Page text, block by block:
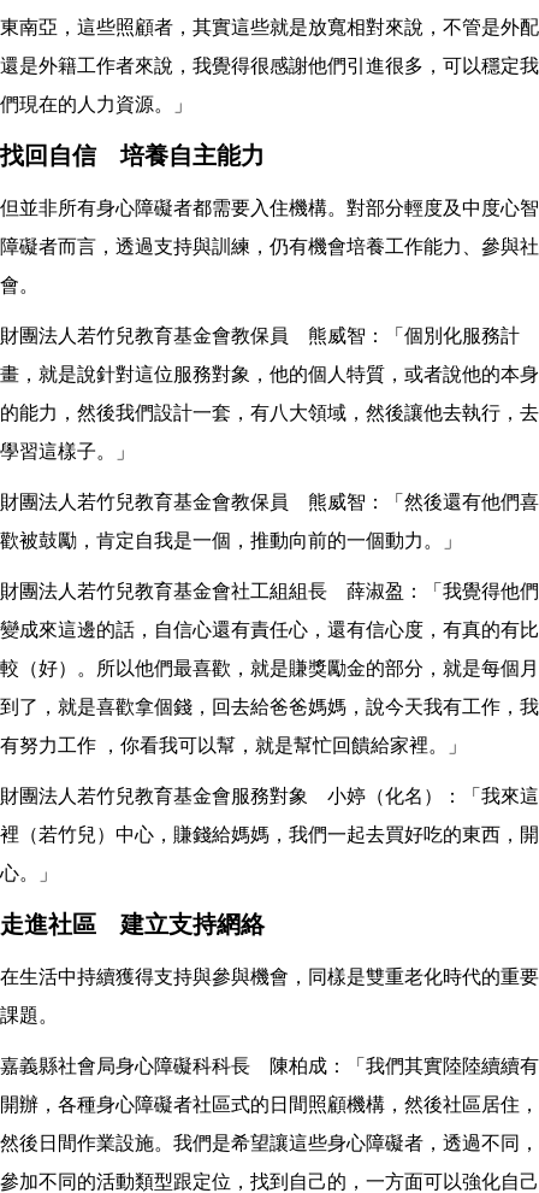
東南亞，這些照顧者，其實這些就是放寬相對來說，不管是外配
還是外籍工作者來說，我覺得很感謝他們引進很多，可以穩定我
們現在的人力資源。」
找回自信 培養自主能力
但並非所有身心障礙者都需要入住機構。對部分輕度及中度心智
障礙者而言，透過支持與訓練，仍有機會培養工作能力、參與社
會。
財團法人若竹兒教育基金會教保員 熊威智：「個別化服務計
畫，就是說針對這位服務對象，他的個人特質，或者說他的本身
的能力，然後我們設計一套，有八大領域，然後讓他去執行，去
學習這樣子。」
財團法人若竹兒教育基金會教保員 熊威智：「然後還有他們喜
歡被鼓勵，肯定自我是一個，推動向前的一個動力。」
財團法人若竹兒教育基金會社工組組長 薛淑盈：「我覺得他們
變成來這邊的話，自信心還有責任心，還有信心度，有真的有比
較（好）。所以他們最喜歡，就是賺獎勵金的部分，就是每個月
到了，就是喜歡拿個錢，回去給爸爸媽媽，說今天我有工作，我
有努力工作 ，你看我可以幫，就是幫忙回饋給家裡。」
財團法人若竹兒教育基金會服務對象 小婷（化名）：「我來這
裡（若竹兒）中心，賺錢給媽媽，我們一起去買好吃的東西，開
心。」
走進社區 建立支持網絡
在生活中持續獲得支持與參與機會，同樣是雙重老化時代的重要
課題。
嘉義縣社會局身心障礙科科長 陳柏成：「我們其實陸陸續續有
開辦，各種身心障礙者社區式的日間照顧機構，然後社區居住，
然後日間作業設施。我們是希望讓這些身心障礙者，透過不同，
參加不同的活動類型跟定位，找到自己的，一方面可以強化自己